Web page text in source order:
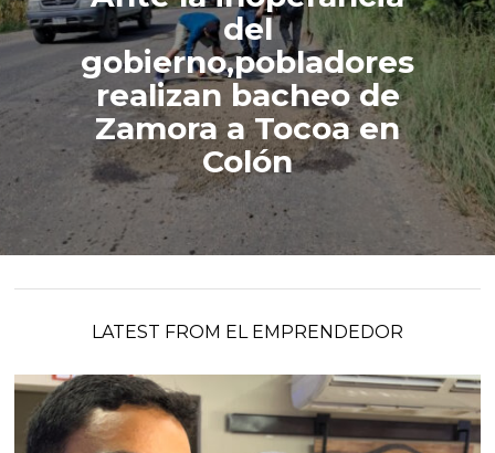
del
gobierno,pobladores
realizan bacheo de
Zamora a Tocoa en
Colón
LATEST FROM EL EMPRENDEDOR